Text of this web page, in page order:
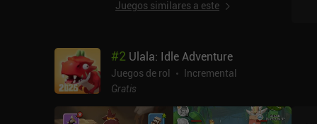
Juegos similares a este
#2 Ulala: Idle Adventure
Juegos de rol
Incremental
Gratis